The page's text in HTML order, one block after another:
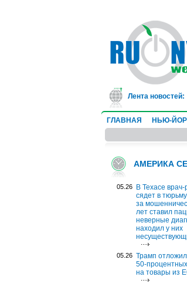
Лента новостей:
В Техасе врач-ревматолог
ГЛАВНАЯ НЬЮ-
АМЕРИКА
05.26
В Техасе
сядет в
за
лет ставил
неверные
находил у них
05.26 Трамп
50-
на товары из